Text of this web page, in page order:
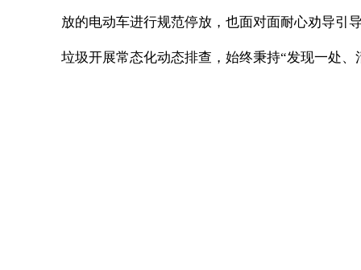
放的电动车进行规范停放，也面对面耐心劝导引
垃圾开展常态化动态排查，始终秉持“发现一处